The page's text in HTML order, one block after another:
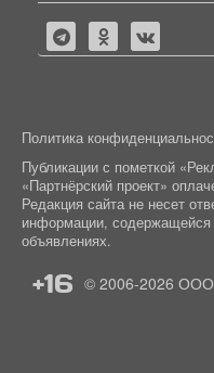
Политика
Публикации с пометкой
«Партнёрский проект»
Редакция сайта не несет
информации,
объявлениях.
+16 © 2006-2026 ООО